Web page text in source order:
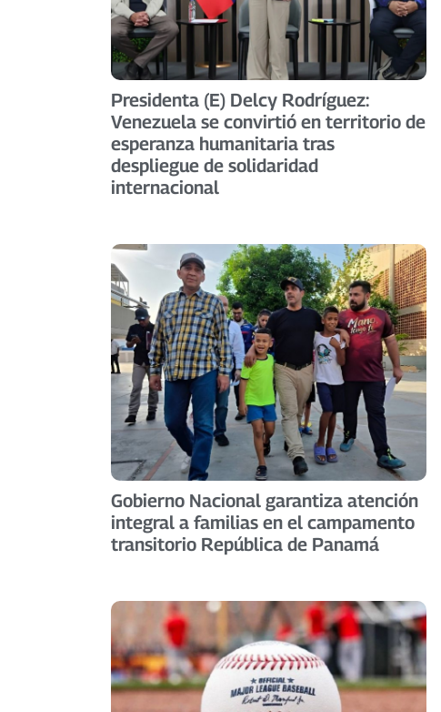
Presidenta (E) Delcy Rodríguez:
Venezuela se convirtió en territorio de
esperanza humanitaria tras
despliegue de solidaridad
internacional
Gobierno Nacional garantiza atención
integral a familias en el campamento
transitorio República de Panamá